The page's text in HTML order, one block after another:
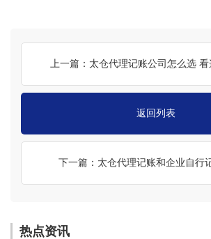
上一篇：太仓代理记账公司怎么选 看
返回列表
下一篇：太仓代理记账和企业自行
热点资讯